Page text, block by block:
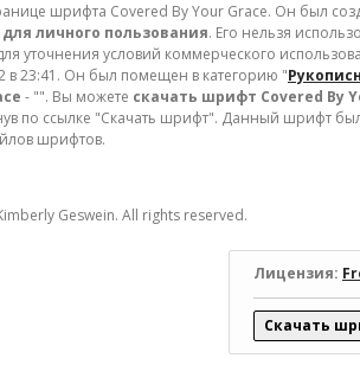
шрифта Covered By Your Grace. Он был
личного пользования. Его нельзя
уточнения условий коммерческого
в 23:41. Он был помещен в категорию "
- "". Вы можете скачать шрифт Covered By
по ссылке "Скачать шрифт". Данный шрифт
шрифтов.
Geswein. All rights reserved.
Лицензия:
Скачать